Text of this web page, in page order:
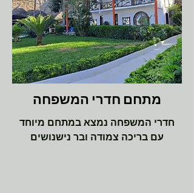
מתחם חדרי המשפחה
חדרי המשפחה נמצא במתחם מיוחד
עם בריכה צמודה ובר נישנושים